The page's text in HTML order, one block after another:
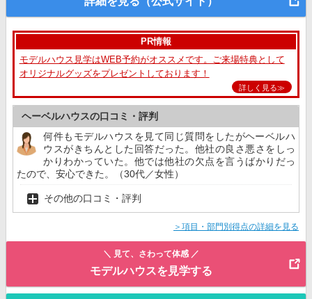
PR情報
モデルハウス見学はWEB予約がオススメです。ご来場特典として
オリジナルグッズをプレゼントしております！
詳しく見る≫
ヘーベルハウスの口コミ・評判
何件もモデルハウスを見て同じ質問をしたがヘーベルハ
ウスがきちんとした回答だった。他社の良さ悪さをしっ
かりわかっていた。他では他社の欠点を言うばかりだっ
たので、安心できた。（30代／女性）
その他の口コミ・評判
＞項目・部門別得点の詳細を見る
＼ 見て、さわって体感 ／
モデルハウスを見学する